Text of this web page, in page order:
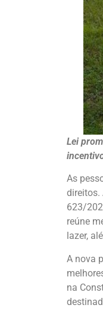
Lei
As
direitos.
623/
reúne
lazer,
A nova
na